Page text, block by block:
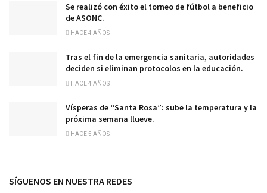
Se realizó con éxito el torneo de fútbol a beneficio
de ASONC.
HACE 4 AÑOS
Tras el fin de la emergencia sanitaria, autoridades
deciden si eliminan protocolos en la educación.
HACE 4 AÑOS
Vísperas de “Santa Rosa”: sube la temperatura y la
próxima semana llueve.
HACE 5 AÑOS
SÍGUENOS EN NUESTRA REDES